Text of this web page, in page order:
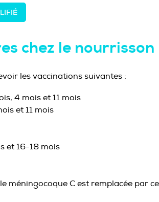
chez le nourrisson
les vaccinations suivantes :
4 mois et 11 mois
et 11 mois
et 16-18 mois
méningocoque C est remplacée par